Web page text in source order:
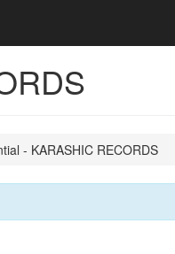
- KARASHIC RECORDS